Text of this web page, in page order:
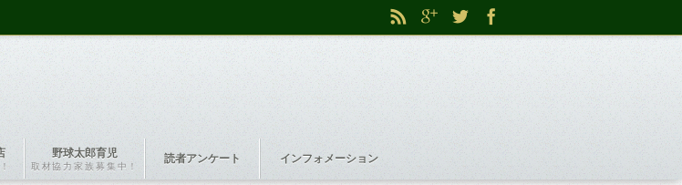
野球太郎育児
取材協力家族募集中！
読者アンケート インフォメーション